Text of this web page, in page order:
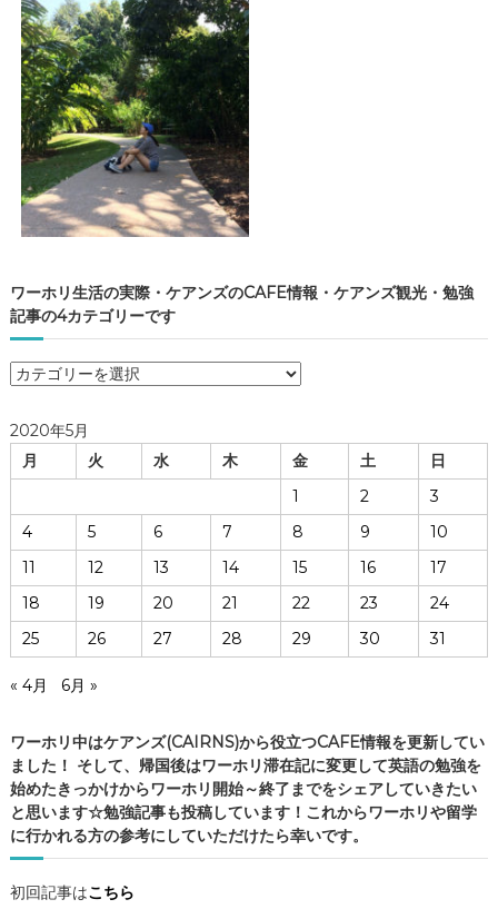
ワーホリ生活の実際・ケアンズのCAFE情報・ケアンズ観光・勉強
記事の4カテゴリーです
ワ
リ
生
の
実
際
・
ア
ン
A
F
E
情
報
・
ケ
2020年5月
月
火 水 木 金 土
日
1
2
3
4
5 6 7 8 9
10
11
12 13 14 15 16
17
18
19 20 21 22 23
24
25
26 27 28 29 30 31
« 4月 6月 »
ワーホリ中はケアンズ(CAIRNS)から役立つCAFE情報を更新してい
ました！ そして、帰国後はワーホリ滞在記に変更して英語の勉強を
始めたきっかけからワーホリ開始～終了までをシェアしていきたい
と思います☆勉強記事も投稿しています！これからワーホリや留学
に行かれる方の参考にしていただけたら幸いです。
初回記事はこちら